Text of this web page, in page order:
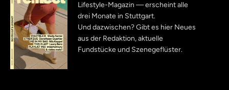
Lifestyle-Magazin — erscheint alle
drei Monate in Stuttgart.
Und dazwischen? Gibt es hier Neues
aus der Redaktion, aktuelle
Fundstücke und Szenegeflüster.